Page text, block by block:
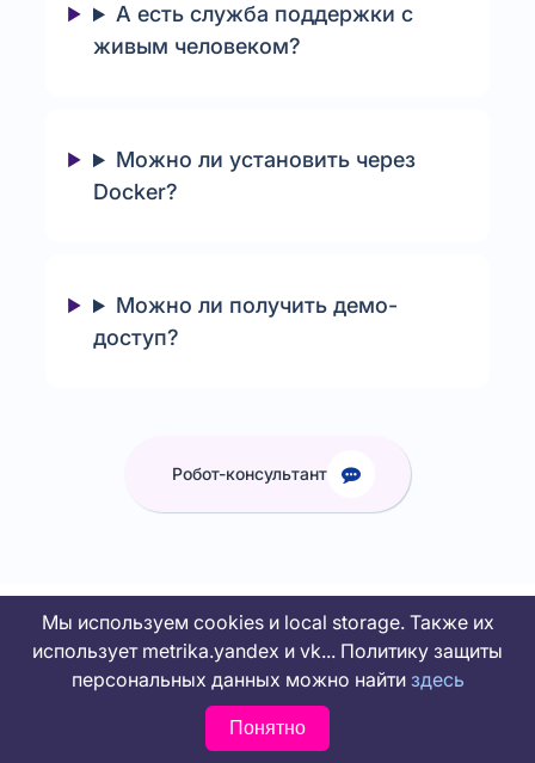
Мы используем cookies и local storage. Также их
использует metrika.yandex и vk... Политику защиты
персональных данных можно найти здесь
Понятно
А есть служба поддержки с
живым человеком?
Можно ли установить через
Docker?
Можно ли получить демо-
доступ?
Робот-консультант
Версии системы